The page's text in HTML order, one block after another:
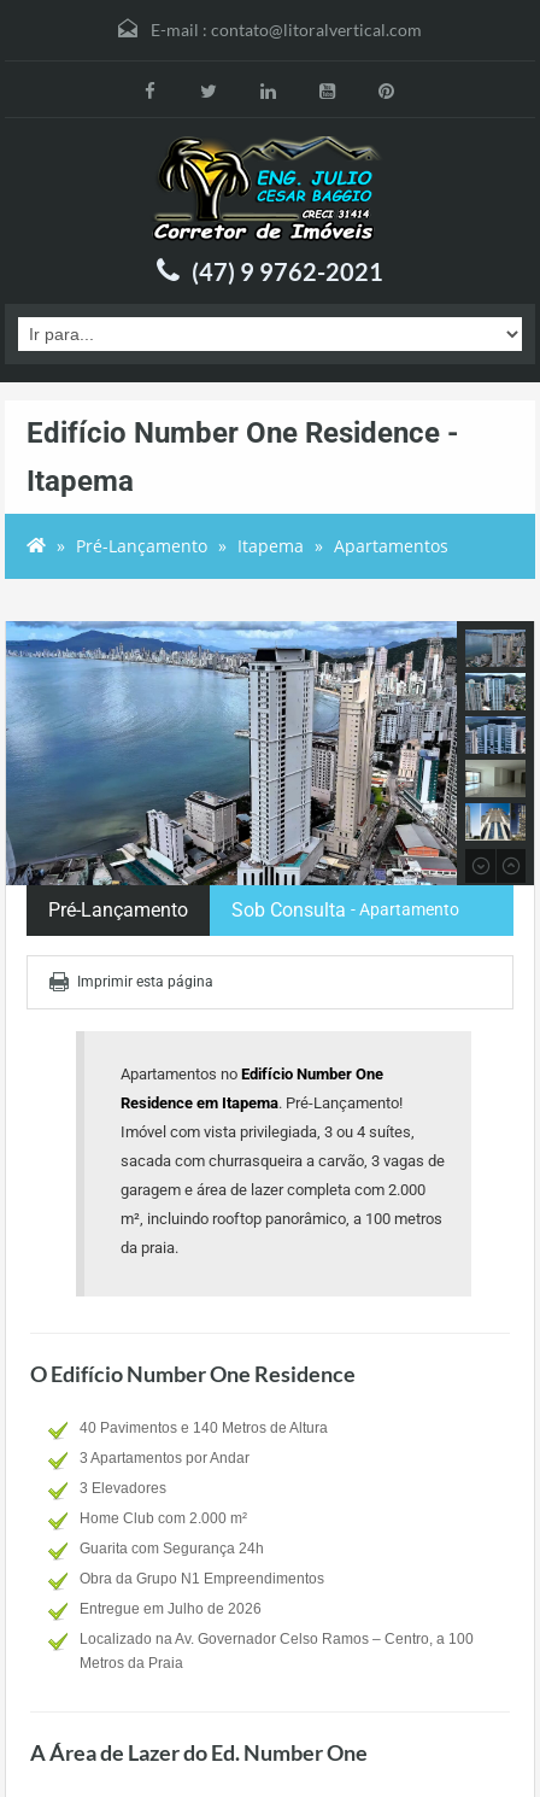
E-mail : contato@litoralvertical.com
(47) 9 9762-2021
Edifício Number One Residence -
Itapema
Pré-Lançamento Itapema Apartamentos
Pré-Lançamento Sob Consulta - Apartamento
Imprimir esta página
Apartamentos no Edifício Number One
Residence em Itapema. Pré-Lançamento!
Imóvel com vista privilegiada, 3 ou 4 suítes,
sacada com churrasqueira a carvão, 3 vagas de
garagem e área de lazer completa com 2.000
m², incluindo rooftop panorâmico, a 100 metros
da praia.
O Edifício Number One Residence
40 Pavimentos e 140 Metros de Altura
3 Apartamentos por Andar
3 Elevadores
Home Club com 2.000 m²
Guarita com Segurança 24h
Obra da Grupo N1 Empreendimentos
Entregue em Julho de 2026
Localizado na Av. Governador Celso Ramos – Centro, a 100
Metros da Praia
A Área de Lazer do Ed. Number One